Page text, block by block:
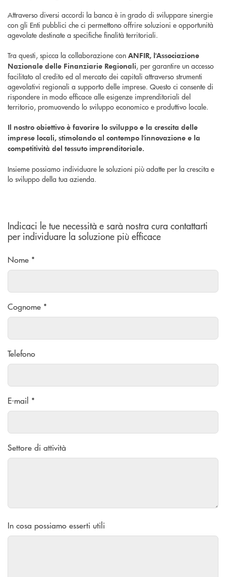
Attraverso diversi accordi la banca è in grado di sviluppare sinergie
con gli Enti pubblici che ci permettono offrire soluzioni e opportunità
agevolate destinate a specifiche finalità territoriali.
Tra questi, spicca la collaborazione con ANFIR, l'Associazione
Nazionale delle Finanziarie Regionali, per garantire un accesso
facilitato al credito ed al mercato dei capitali attraverso strumenti
agevolativi regionali a supporto delle imprese. Questo ci consente di
rispondere in modo efficace alle esigenze imprenditoriali del
territorio, promuovendo lo sviluppo economico e produttivo locale.
Il nostro obiettivo è favorire lo sviluppo e la crescita delle
imprese locali, stimolando al contempo l'innovazione e la
competitività del tessuto imprenditoriale.
Insieme possiamo individuare le soluzioni più adatte per la crescita e
lo sviluppo della tua azienda.
Indicaci le tue necessità e sarà nostra cura contattarti
per individuare la soluzione più efficace
Nome *
Cognome *
Telefono
E-mail *
Settore di attività
In cosa possiamo esserti utili